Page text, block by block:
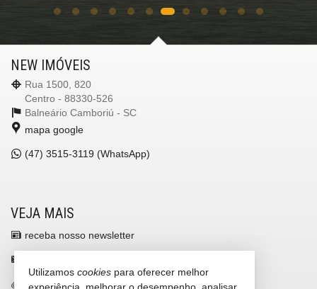
NEW IMÓVEIS
Rua 1500, 820
Centro - 88330-526
Balneário Camboriú - SC
mapa google
(47) 3515-3119 (WhatsApp)
VEJA MAIS
receba nosso newsletter
trabalhe conosco
Utilizamos cookies para oferecer melhor